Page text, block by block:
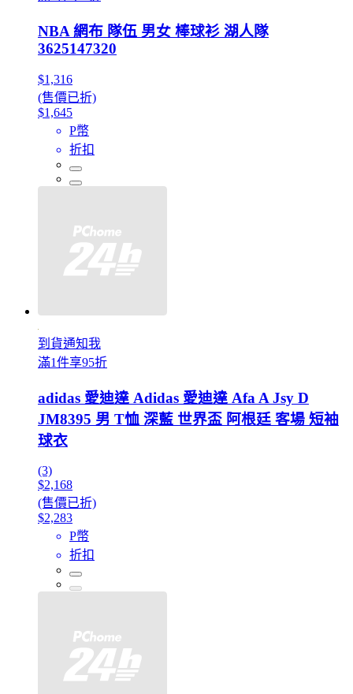
NBA 網布 隊伍 男女 棒球衫 湖人隊
3625147320
$1,316
(售價已折)
$1,645
P幣
折扣
到貨通知我
滿1件享95折
adidas 愛迪達 Adidas 愛迪達 Afa A Jsy D
JM8395 男 T恤 深藍 世界盃 阿根廷 客場 短袖
球衣
(3)
$2,168
(售價已折)
$2,283
P幣
折扣